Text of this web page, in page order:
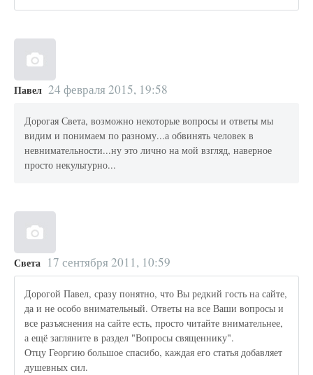
Павел 24 февраля 2015, 19:58
Дорогая Света, возможно некоторые вопросы и ответы мы
видим и понимаем по разному...а обвинять человек в
невнимательности...ну это лично на мой взгляд, наверное
просто некультурно...
Света 17 сентября 2011, 10:59
Дорогой Павел, сразу понятно, что Вы редкий гость на сайте,
да и не особо внимательный. Ответы на все Ваши вопросы и
все разъяснения на сайте есть, просто читайте внимательнее,
а ещё загляните в раздел "Вопросы священнику".
Отцу Георгию большое спасибо, каждая его статья добавляет
душевных сил.